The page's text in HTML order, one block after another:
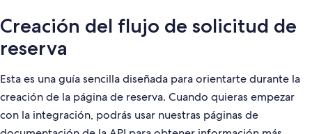
Creación del flujo de solicitud de
reserva
Esta es una guía sencilla diseñada para orientarte durante la
creación de la página de reserva. Cuando quieras empezar
con la integración, podrás usar nuestras páginas de